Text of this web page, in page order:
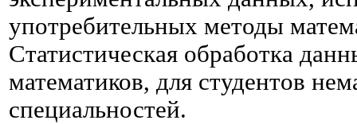
употребительных методы
Статистическая обработка
математиков, для студентов
специальностей.